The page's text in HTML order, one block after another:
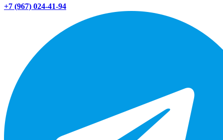
+7 (967) 024-41-94